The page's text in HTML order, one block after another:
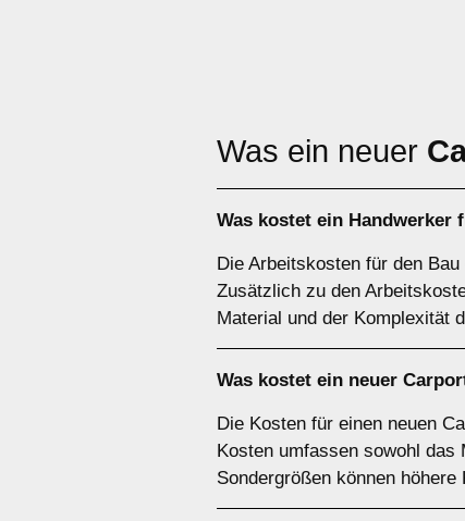
Was ein neuer
Was kostet ein
Die Arbeitskosten für den
Zusätzlich zu den
Material und der Komplexität
Was kostet ein neuer
Die Kosten für einen neuen
Kosten umfassen sowohl
Sondergrößen können